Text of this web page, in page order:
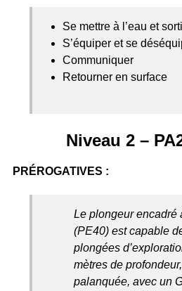
Se mettre à l’eau et
S’équiper et se
Communiquer
Retourner en surface
Niveau 2 –
PRÉROGATIVES :
Le plongeur encadré
(PE40) est capable
plongées
mètres de
palanquée, avec un